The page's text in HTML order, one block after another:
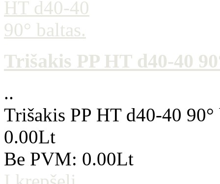
Trišakis PP HT d40-40
..
Trišakis PP HT d40-40 90°
0.00Lt
Be PVM: 0.00Lt